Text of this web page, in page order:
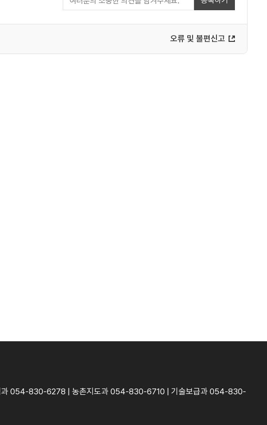
오류 및 불편신고
054-830-6278 | 농촌지도과 054-830-6710 | 기술보급과 054-830-